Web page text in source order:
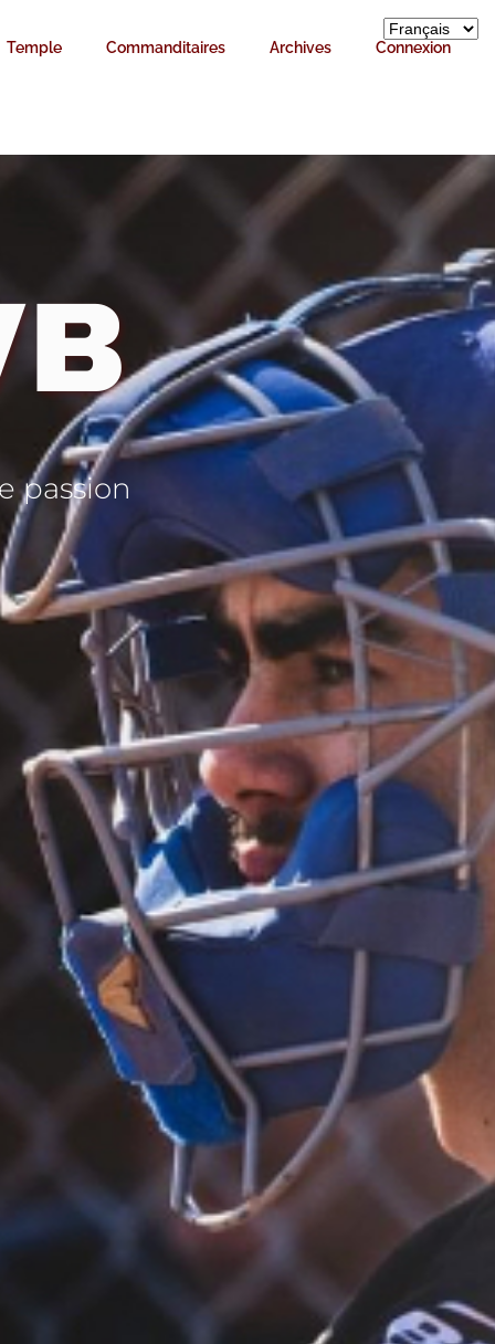
Temple Commanditaires Archives Connexion
passion